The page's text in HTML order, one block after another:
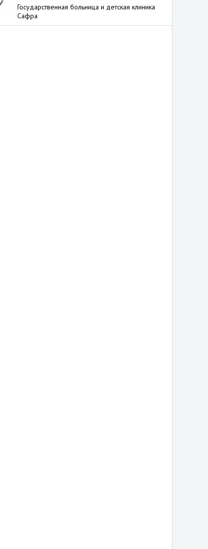
Государственная больница и детская клиника
Сафра